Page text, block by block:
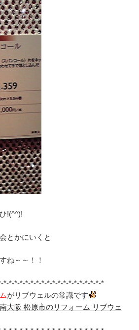
!(^^)!
とかにいくと
ね～～！！
*-*-*-*-*-*-*-*-*-*-*-*-*-*-*-*-*-*-*
がリブウェルの常識です
大阪 松原市のリフォーム リブウェ